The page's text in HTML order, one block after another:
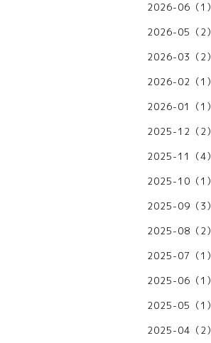
2026-06（1）
2026-05（2）
2026-03（2）
2026-02（1）
2026-01（1）
2025-12（2）
2025-11（4）
2025-10（1）
2025-09（3）
2025-08（2）
2025-07（1）
2025-06（1）
2025-05（1）
2025-04（2）